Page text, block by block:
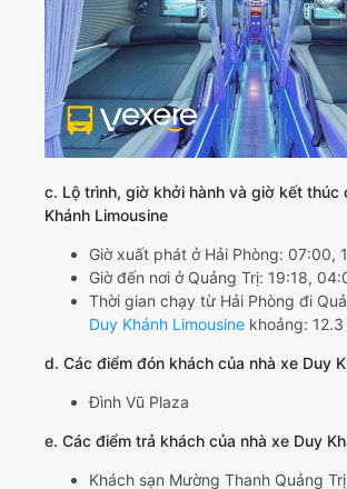
c. Lộ trình, giờ khởi hành và giờ kết thúc
Khánh Limousine
Giờ xuất phát ở Hải Phòng: 07:00,
Giờ đến nơi ở Quảng Trị: 19:18,
Thời gian chạy từ Hải Phòng đi
Duy Khánh Limousine khoảng:
d. Các điểm đón khách của nhà xe Duy
Đình Vũ Plaza
e. Các điểm trả khách của nhà xe Duy
Khách sạn Mường Thanh Quảng Trị